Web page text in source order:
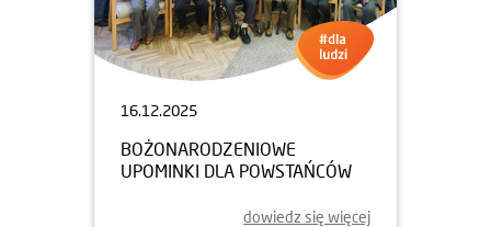
16.12.2025
BOŻONARODZENIOWE
UPOMINKI DLA POWSTAŃCÓW
dowiedz się więcej